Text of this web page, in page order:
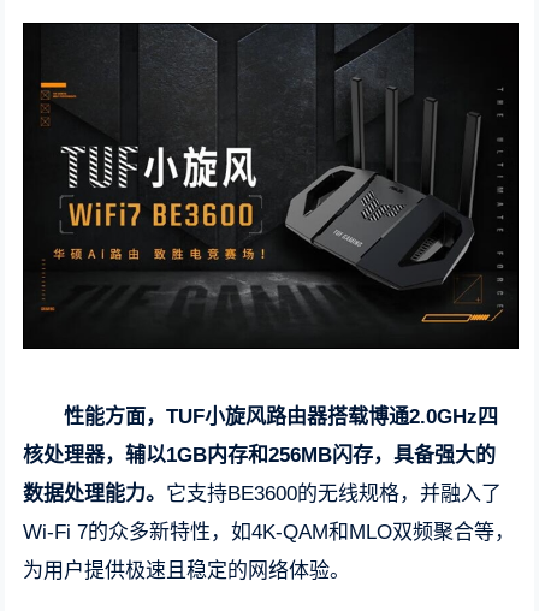
性能方面，TUF小旋风路由器搭载博通2.0GHz四
核处理器，辅以1GB内存和256MB闪存，具备强大的
数据处理能力。 它支持BE3600的无线规格，并融入了
Wi-Fi 7的众多新特性，如4K-QAM和MLO双频聚合等，
为用户提供极速且稳定的网络体验。